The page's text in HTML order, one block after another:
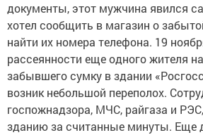
документы, этот мужчина явился
хотел сообщить в магазин о
найти их номера телефона. 19
рассеянности еще одного жителя
забывшего сумку в здании
возник небольшой переполох.
госпожнадзора, МЧС, райгаза и
зданию за считанные минуты. Еще